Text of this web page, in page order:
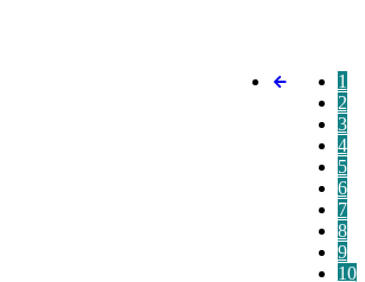
1
2
3
4
5
6
7
8
9
10